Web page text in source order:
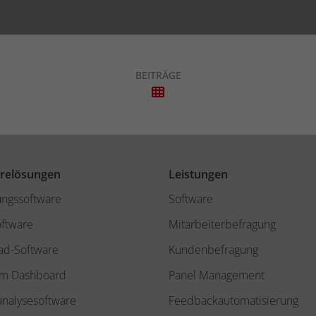
BEITRÄGE
Software
Dashboard
Leistungen
Software
Mitarbeiterbefragung
Kundenbefragung
Panel Management
Feedbackautomatisierung